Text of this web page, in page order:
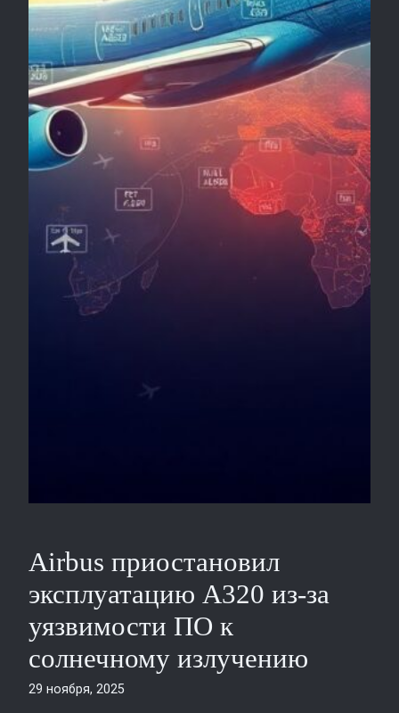
Airbus приостановил
эксплуатацию A320 из‑за
уязвимости ПО к
солнечному излучению
29 ноября, 2025